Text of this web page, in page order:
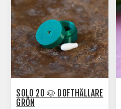
SOLO 20 🐶 DOFTHÅLLARE
GRÖN